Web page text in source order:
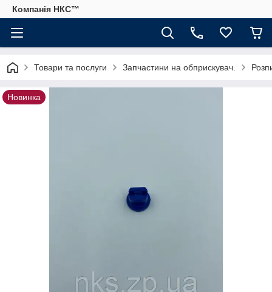
Компанія НКС™
Товари та послуги Запчастини на обприскувач.
Новинка